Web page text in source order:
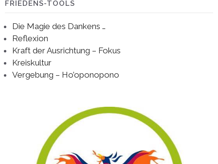
FRIEDENS-TOOLS
Die Magie des Dankens …
Reflexion
Kraft der Ausrichtung – Fokus
Kreiskultur
Vergebung – Ho’oponopono